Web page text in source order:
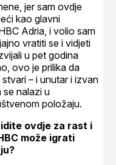
jer sam ovdje
kao glavni
Adria, i volio sam
vratiti se i vidjeti
u pet godina
ovo je prilika da
– i unutar i izvan
se nalazi u
položaju.
ovdje za rast i
može igrati